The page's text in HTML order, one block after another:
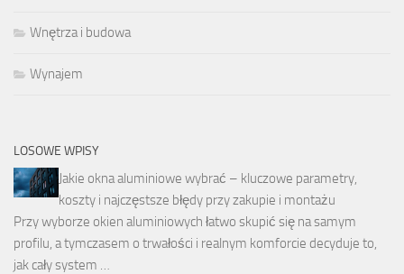
Wnętrza i budowa
Wynajem
LOSOWE WPISY
Jakie okna aluminiowe wybrać – kluczowe parametry,
koszty i najczęstsze błędy przy zakupie i montażu
Przy wyborze okien aluminiowych łatwo skupić się na samym
profilu, a tymczasem o trwałości i realnym komforcie decyduje to,
jak cały system …